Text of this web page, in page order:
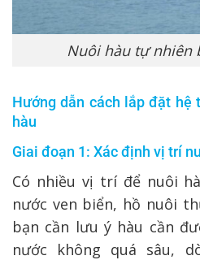
Nuôi hàu tự nhiên
Hướng dẫn cách lắp đặt hệ
hàu
Giai đoạn 1: Xác định vị trí
Có nhiều vị trí để nuôi
nước ven biển, hồ nuôi
bạn cần lưu ý hàu cần
nước không quá sâu,